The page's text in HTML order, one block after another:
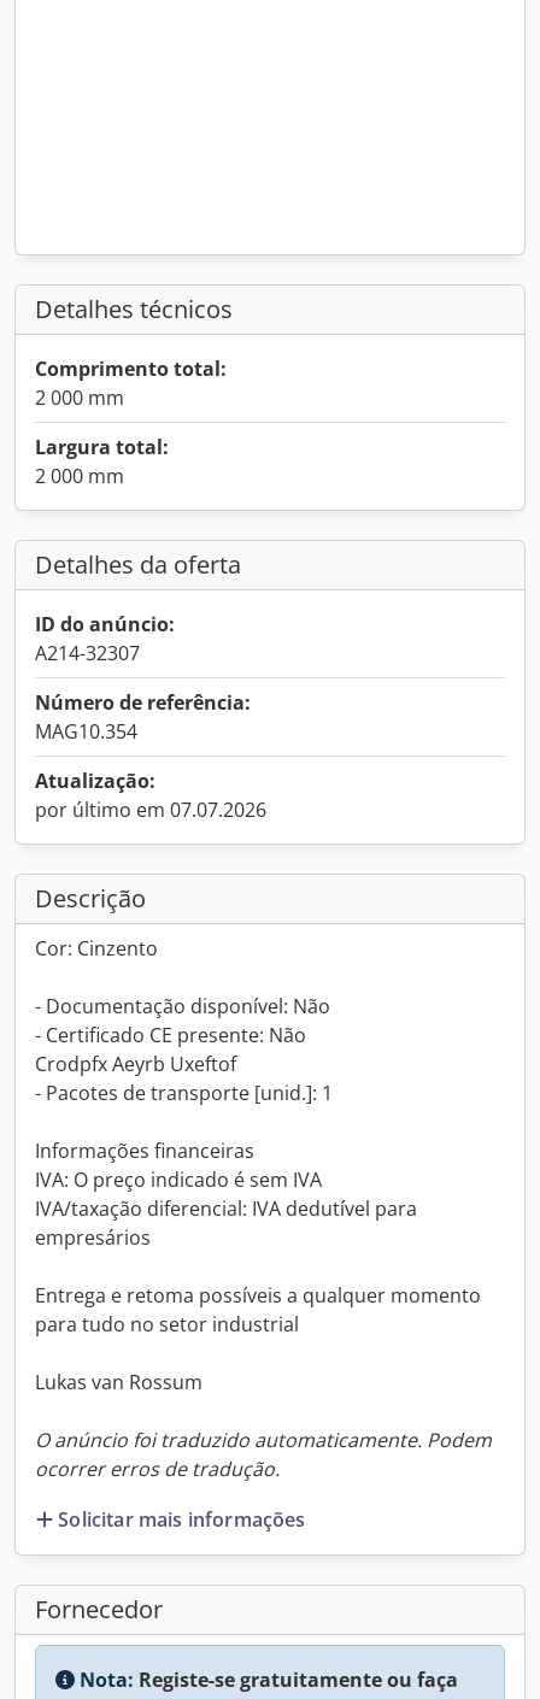
Detalhes técnicos
Comprimento total:
2 000 mm
Largura total:
2 000 mm
Detalhes da oferta
ID do anúncio:
A214-32307
Número de referência:
MAG10.354
Atualização:
por último em 07.07.2026
Descrição
Cor: Cinzento
- Documentação disponível: Não
- Certificado CE presente: Não
Crodpfx Aeyrb Uxeftof
- Pacotes de transporte [unid.]: 1
Informações financeiras
IVA: O preço indicado é sem IVA
IVA/taxação diferencial: IVA dedutível para
empresários
Entrega e retoma possíveis a qualquer momento
para tudo no setor industrial
Lukas van Rossum
O anúncio foi traduzido automaticamente. Podem
ocorrer erros de tradução.
Solicitar mais informações
Fornecedor
Nota: Registe-se gratuitamente ou faça